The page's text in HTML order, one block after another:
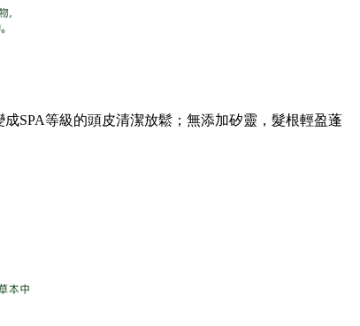
SPA等級的頭皮清潔放鬆；無添加矽靈，髮根輕盈蓬